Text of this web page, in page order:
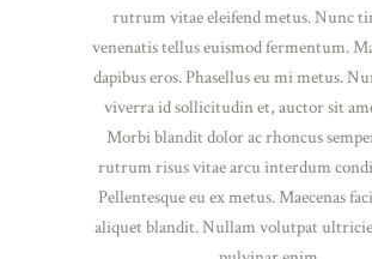
rutrum vitae eleifend metus. Nunc
venenatis tellus euismod fermentum.
dapibus eros. Phasellus eu mi metus.
viverra id sollicitudin et, auctor sit
Morbi blandit dolor ac rhoncus
rutrum risus vitae arcu interdum
Pellentesque eu ex metus. Maecenas
aliquet blandit. Nullam volutpat